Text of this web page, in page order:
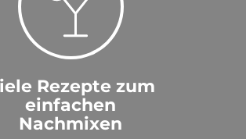
Rezepte zum
einfachen
Nachmixen